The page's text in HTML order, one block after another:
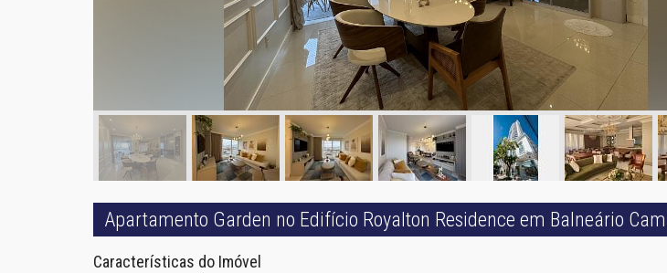
Apartamento Garden no Edifício Royalton Residence em Balneário
Características do Imóvel